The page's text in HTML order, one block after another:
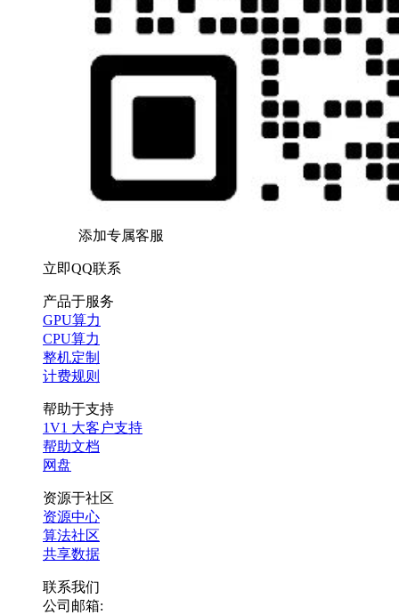
添加专属客服
立即QQ联系
产品于服务
GPU算力
CPU算力
整机定制
计费规则
帮助于支持
1V1 大客户支持
帮助文档
网盘
资源于社区
资源中心
算法社区
共享数据
联系我们
公司邮箱: